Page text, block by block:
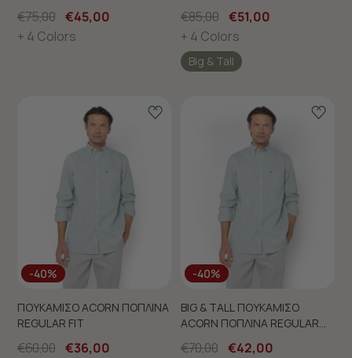
€75,00 €45,00
+ 4 Colors
€85,00 €51,00
+ 4 Colors
Big & Tall
-40%
ΠΟΥΚΑΜΙΣΟ ACORN ΠΟΠΛΙΝΑ
REGULAR FIT
€60,00 €36,00
-40%
BIG & TALL ΠΟΥΚΑΜΙΣΟ
ACORN ΠΟΠΛΙΝΑ REGULAR
€70,00 €42,00